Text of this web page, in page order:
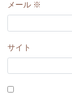
メール ※
サイト